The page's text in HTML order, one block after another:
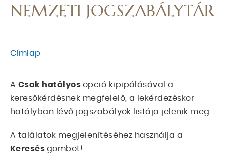
NEMZETI JOGSZABÁLYTÁR
MORZSA
Címlap
A Csak hatályos opció kipipálásával a
keresőkérdésnek megfelelő, a lekérdezéskor
hatályban lévő jogszabályok listája jelenik meg.
A találatok megjelenítéséhez használja a
Keresés gombot!